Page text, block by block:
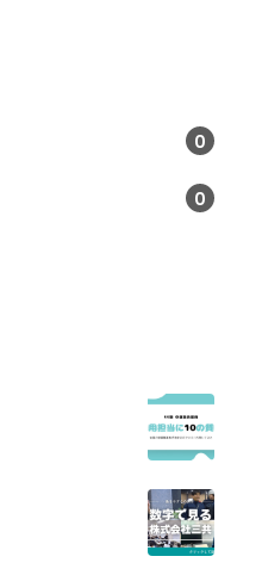
0
0